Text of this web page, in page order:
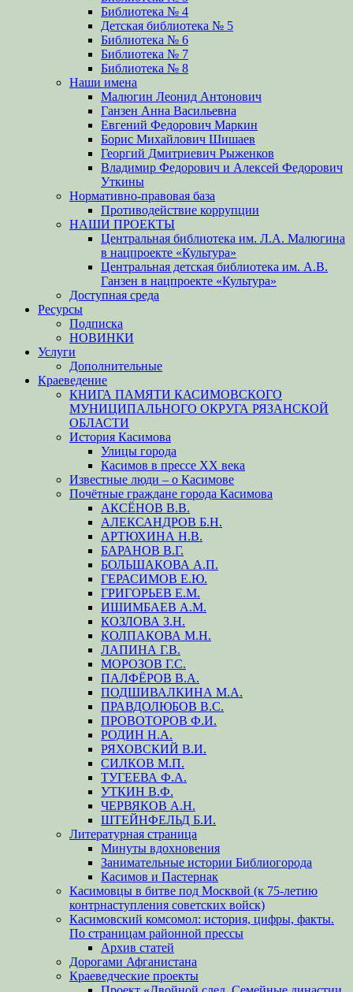
Библиотека № 4
Детская библиотека № 5
Библиотека № 6
Библиотека № 7
Библиотека № 8
Наши имена
Малюгин Леонид Антонович
Ганзен Анна Васильевна
Евгений Федорович Маркин
Борис Михайлович Шишаев
Георгий Дмитриевич Рыженков
Владимир Федорович и Алексей Федорович
Уткины
Нормативно-правовая база
Противодействие коррупции
НАШИ ПРОЕКТЫ
Центральная библиотека им. Л.А. Малюгина
в нацпроекте «Культура»
Центральная детская библиотека им. А.В.
Ганзен в нацпроекте «Культура»
Доступная среда
Ресурсы
Подписка
НОВИНКИ
Услуги
Дополнительные
Краеведение
КНИГА ПАМЯТИ КАСИМОВСКОГО
МУНИЦИПАЛЬНОГО ОКРУГА РЯЗАНСКОЙ
ОБЛАСТИ
История Касимова
Улицы города
Касимов в прессе XX века
Известные люди – о Касимове
Почётные граждане города Касимова
АКСЁНОВ В.В.
АЛЕКСАНДРОВ Б.Н.
АРТЮХИНА Н.В.
БАРАНОВ В.Г.
БОЛЬШАКОВА А.П.
ГЕРАСИМОВ Е.Ю.
ГРИГОРЬЕВ Е.М.
ИШИМБАЕВ А.М.
КОЗЛОВА З.Н.
КОЛПАКОВА М.Н.
ЛАПИНА Г.В.
МОРОЗОВ Г.С.
ПАЛФЁРОВ В.А.
ПОДШИВАЛКИНА М.А.
ПРАВДОЛЮБОВ В.С.
ПРОВОТОРОВ Ф.И.
РОДИН Н.А.
РЯХОВСКИЙ В.И.
СИЛКОВ М.П.
ТУГЕЕВА Ф.А.
УТКИН В.Ф.
ЧЕРВЯКОВ А.Н.
ШТЕЙНФЕЛЬД Б.И.
Литературная страница
Минуты вдохновения
Занимательные истории Библиогорода
Касимов и Пастернак
Касимовцы в битве под Москвой (к 75-летию
контрнаступления советских войск)
Касимовский комсомол: история, цифры, факты.
По страницам районной прессы
Архив статей
Дорогами Афганистана
Краеведческие проекты